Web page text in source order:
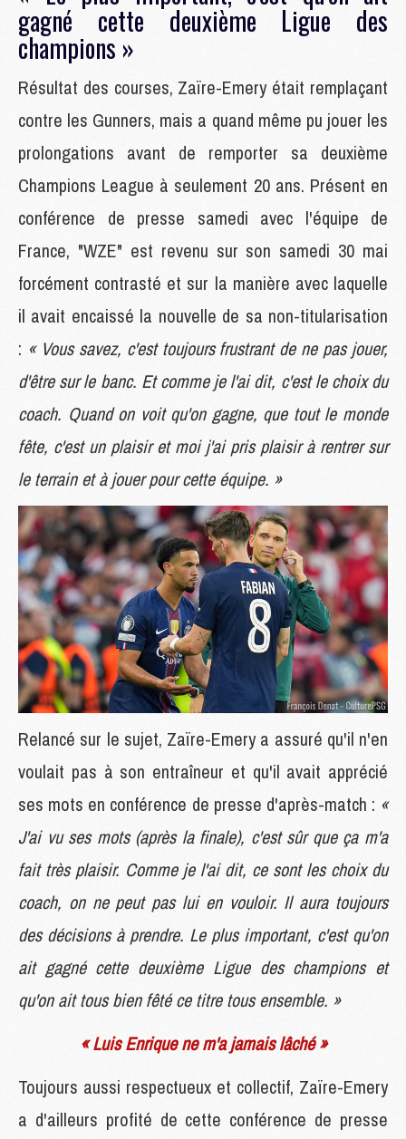
gagné cette deuxième Ligue des
champions »
Résultat des courses, Zaïre-Emery était remplaçant
contre les Gunners, mais a quand même pu jouer les
prolongations avant de remporter sa deuxième
Champions League à seulement 20 ans. Présent en
conférence de presse samedi avec l'équipe de
France, "WZE" est revenu sur son samedi 30 mai
forcément contrasté et sur la manière avec laquelle
il avait encaissé la nouvelle de sa non-titularisation
: « Vous savez, c'est toujours frustrant de ne pas jouer,
d'être sur le banc. Et comme je l'ai dit, c'est le choix du
coach. Quand on voit qu'on gagne, que tout le monde
fête, c'est un plaisir et moi j'ai pris plaisir à rentrer sur
le terrain et à jouer pour cette équipe. »
Relancé sur le sujet, Zaïre-Emery a assuré qu'il n'en
voulait pas à son entraîneur et qu'il avait apprécié
ses mots en conférence de presse d'après-match : «
J'ai vu ses mots (après la finale), c'est sûr que ça m'a
fait très plaisir. Comme je l'ai dit, ce sont les choix du
coach, on ne peut pas lui en vouloir. Il aura toujours
des décisions à prendre. Le plus important, c'est qu'on
ait gagné cette deuxième Ligue des champions et
qu'on ait tous bien fêté ce titre tous ensemble. »
« Luis Enrique ne m'a jamais lâché »
Toujours aussi respectueux et collectif, Zaïre-Emery
a d'ailleurs profité de cette conférence de presse